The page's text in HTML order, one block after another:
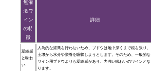
無灌
漑ワ
イン
の特
徴
詳細
凝縮感
と味わ
い
人為的な灌漑を行わないため、ブドウは地中深くまで根を張り、
土壌から水分や栄養を吸収しようとします。そのため、一般的な
ワイン用ブドウよりも凝縮感があり、力強い味わいのワインとな
ります。